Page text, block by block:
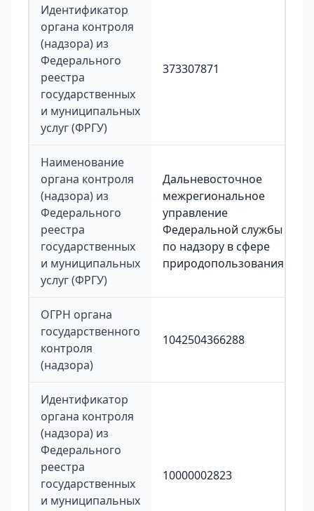
Идентификатор
органа контроля
(надзора) из
Федерального
реестра
государственных
и муниципальных
услуг (ФРГУ)
373307871
Наименование
органа контроля
(надзора) из
Федерального
реестра
государственных
и муниципальных
услуг (ФРГУ)
Дальневосточное
межрегиональное
управление
Федеральной службы
по надзору в сфере
природопользования
ОГРН органа
государственного
контроля
(надзора)
1042504366288
Идентификатор
органа контроля
(надзора) из
Федерального
реестра
государственных
и муниципальных
10000002823